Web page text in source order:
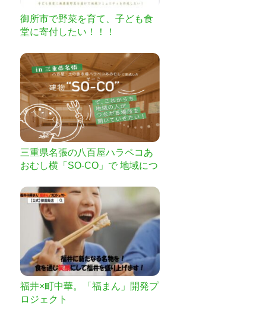
御所市で野菜を育て、子ども食
堂に寄付したい！！！
三重県名張の八百屋ハラペコあ
おむし横「SO-CO」で 地域につ
福井×町中華。「福まん」開発プ
ロジェクト